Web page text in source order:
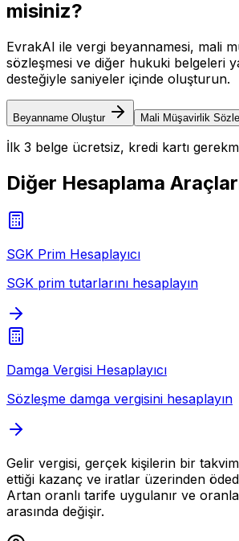
misiniz?
EvrakAI ile vergi beyannamesi, mali
sözleşmesi ve diğer hukuki belgeleri
desteğiyle saniyeler içinde oluşturun.
Beyanname Oluştur Mali Müşavirlik
İlk 3 belge ücretsiz, kredi kartı
Diğer Hesaplama
SGK Prim Hesaplayıcı
SGK prim tutarlarını hesaplayın
Damga Vergisi Hesaplayıcı
Sözleşme damga vergisini hesaplayın
Gelir vergisi, gerçek kişilerin bir takvim
ettiği kazanç ve iratlar üzerinden
Artan oranlı tarife uygulanır ve
arasında değişir.